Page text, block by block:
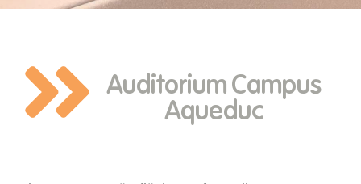
Auditorium Campus
Aqueduc